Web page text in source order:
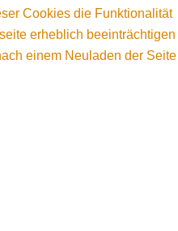
Cookies die Funktionalität
erheblich beeinträchtigen
einem Neuladen der Seite